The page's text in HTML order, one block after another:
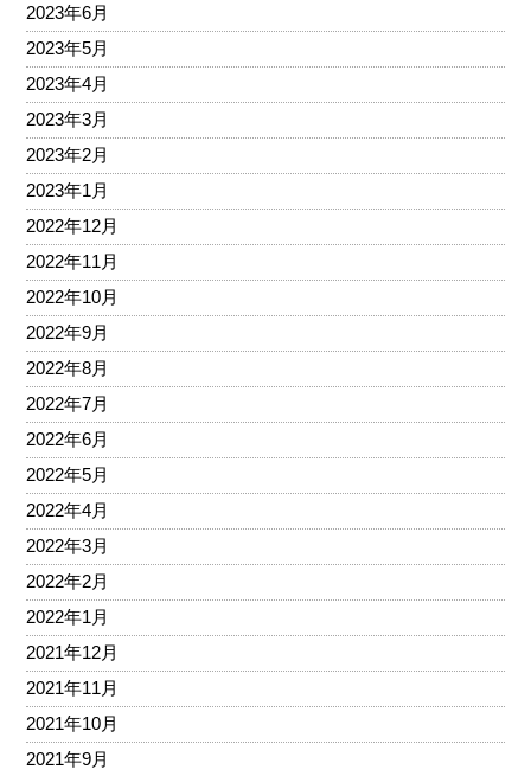
2023年6月
2023年5月
2023年4月
2023年3月
2023年2月
2023年1月
2022年12月
2022年11月
2022年10月
2022年9月
2022年8月
2022年7月
2022年6月
2022年5月
2022年4月
2022年3月
2022年2月
2022年1月
2021年12月
2021年11月
2021年10月
2021年9月